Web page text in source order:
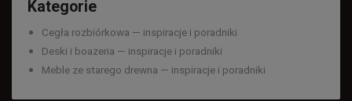
Kategorie
Cegła rozbiórkowa — inspiracje i poradniki
Deski i boazeria — inspiracje i poradniki
Meble ze starego drewna — inspiracje i poradniki